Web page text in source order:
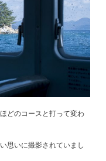
どのコースと打って変わ
思いに撮影されていまし